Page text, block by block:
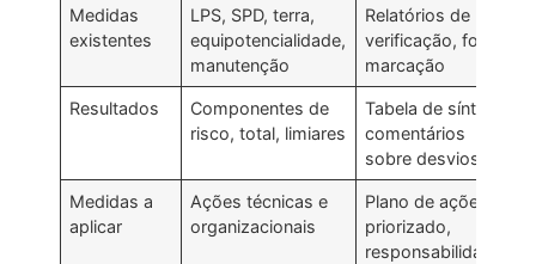
Medidas
existentes
LPS, SPD, terra,
equipotencialidade,
manutenção
Relatórios de
verificação, fotos,
marcação
Resultados
Componentes de
risco, total, limiares
Tabela de síntese,
comentários
sobre desvios
Medidas a
aplicar
Ações técnicas e
organizacionais
Plano de ações
priorizado,
responsabilidades